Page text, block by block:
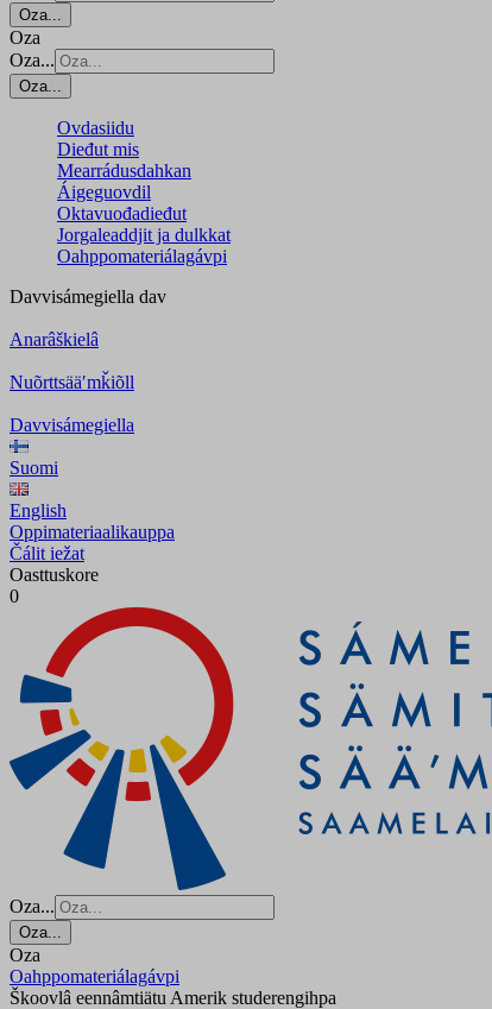
Oza...
Oza
Oza...
Oza...
Ovdasiidu
Dieđut mis
Mearrádusdahkan
Áigeguovdil
Oktavuođadieđut
Jorgaleaddjit ja dulkkat
Oahppomateriálagávpi
Davvisámegiella dav
Anarâškielâ
Nuõrttsääʹmǩiõll
Davvisámegiella
Suomi
English
Oppimateriaalikauppa
Čálit iežat
Oasttuskore
0
Oza...
Oza...
Oza
Oahppomateriálagávpi
Škoovlâ eennâmtiätu Amerik studerengihpa